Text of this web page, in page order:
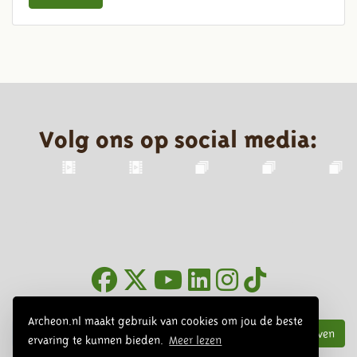
Archeon.nl maakt gebruik van cookies om jou de beste
ervaring te kunnen bieden.
Meer lezen
Volg ons op social media:
Inschrijven